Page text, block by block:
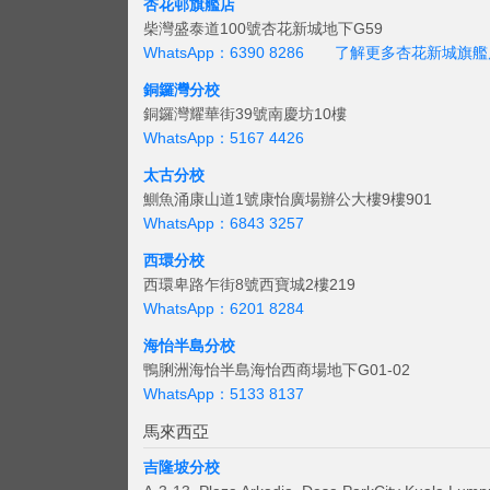
杏花邨旗艦店
柴灣盛泰道100號杏花新城地下G59
WhatsApp：6390 8286
了解更多杏花新城旗
銅鑼灣分校
銅鑼灣耀華街39號南慶坊10樓
WhatsApp：5167 4426
太古分校
鰂魚涌康山道1號康怡廣場辦公大樓9樓901
WhatsApp：6843 3257
西環分校
西環卑路乍街8號西寶城2樓219
WhatsApp：6201 8284
海怡半島分校
鴨脷洲海怡半島海怡西商場地下G01-02
WhatsApp：5133 8137
馬來西亞
吉隆坡分校